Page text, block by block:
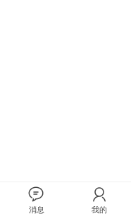
消息 我的